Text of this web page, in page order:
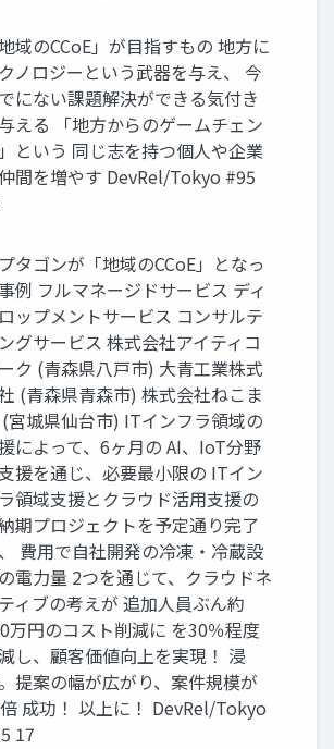
地域のCCoE」が⽬指すもの 地方に
ノロジーという武器を与え、 今
にない課題解決ができる気付き
える 「地方からのゲームチェン
という 同じ志を持つ個人や企業
間を増やす DevRel/Tokyo #95
タゴンが「地域のCCoE」となっ
例 フルマネージドサービス ディ
ップメントサービス コンサルテ
グサービス 株式会社アイティコ
ク (⻘森県⼋⼾市) ⼤⻘⼯業株式
(⻘森県⻘森市) 株式会社ねこま
(宮城県仙台市) ITインフラ領域の
によって、6ヶ⽉の AI、IoT分野
援を通じ、必要最⼩限の ITイン
領域⽀援とクラウド活⽤⽀援の
期プロジェクトを予定通り完了
費⽤で⾃社開発の冷凍‧冷蔵設
電⼒量 2つを通じて、クラウドネ
ィブの考えが 追加⼈員ぶん約
万円のコスト削減に を30％程度
し、顧客価値向上を実現！ 浸
提案の幅が広がり、案件規模が
成功！ 以上に！ DevRel/Tokyo
17